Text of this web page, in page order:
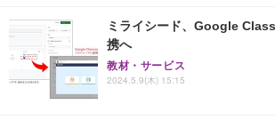
ミライシード、Google
携へ
教材・サービス
2024.5.9(木) 15:15